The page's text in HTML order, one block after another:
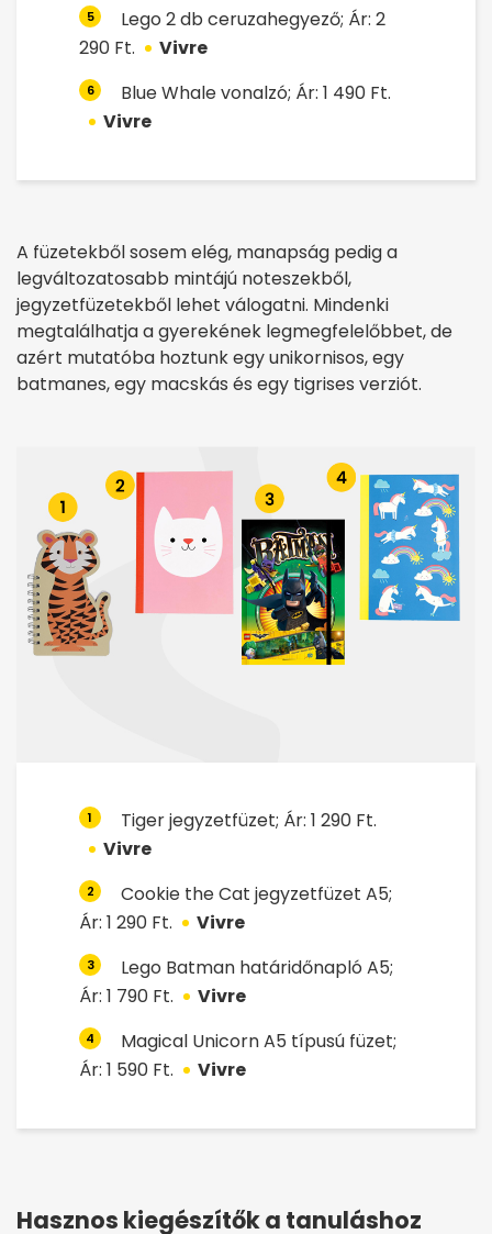
5
Lego 2 db ceruzahegyező; Ár: 2
290 Ft.
Vivre
6
Blue Whale vonalzó; Ár: 1 490 Ft.
Vivre
A füzetekből sosem elég, manapság pedig a
legváltozatosabb mintájú noteszekből,
jegyzetfüzetekből lehet válogatni. Mindenki
megtalálhatja a gyerekének legmegfelelőbbet, de
azért mutatóba hoztunk egy unikornisos, egy
batmanes, egy macskás és egy tigrises verziót.
1
Tiger jegyzetfüzet; Ár: 1 290 Ft.
Vivre
2
Cookie the Cat jegyzetfüzet A5;
Ár: 1 290 Ft.
Vivre
3
Lego Batman határidőnapló A5;
Ár: 1 790 Ft.
Vivre
4
Magical Unicorn A5 típusú füzet;
Ár: 1 590 Ft.
Vivre
Hasznos kiegészítők a tanuláshoz